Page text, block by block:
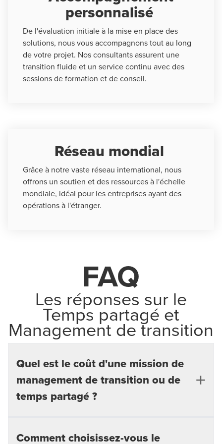
personnalisé
De l'évaluation initiale à la mise en place des
solutions, nous vous accompagnons tout au long
de votre projet. Nos consultants assurent une
transition fluide et un service continu avec des
sessions de formation et de conseil.
Réseau mondial
Grâce à notre vaste réseau international, nous
offrons un soutien et des ressources à l'échelle
mondiale, idéal pour les entreprises ayant des
opérations à l'étranger.
FAQ
Les réponses sur le
Temps partagé et
Management de transition
Quel est le coût d'une mission de
management de transition ou de
temps partagé ?
Le coût d’une mission de management de transition
Comment choisissez-vous le